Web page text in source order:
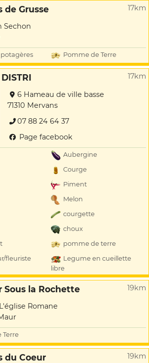
de Grusse 17km
Sechon
Pomme de Terre
17km
6 Hameau de ville basse
71310 Mervans
07 88 24 64 37
Page facebook
Aubergine
Courge
Piment
Melon
courgette
choux
pomme de terre
fleuriste
Legume en cueillette
libre
Sous la Rochette 19km
Romane
Terre
du Coeur 19km